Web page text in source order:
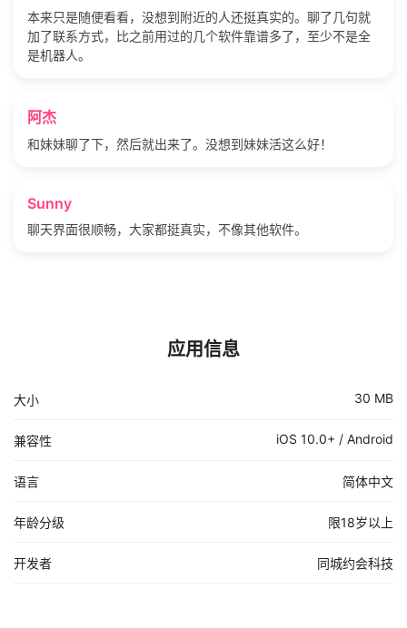
本来只是随便看看，没想到附近的人还挺真实的。聊了几句就
加了联系方式，比之前用过的几个软件靠谱多了，至少不是全
是机器人。
阿杰
和妹妹聊了下，然后就出来了。没想到妹妹活这么好！
Sunny
聊天界面很顺畅，大家都挺真实，不像其他软件。
应用信息
大小 30 MB
兼容性 iOS 10.0+ / Android
语言 简体中文
年龄分级 限18岁以上
开发者 同城约会科技